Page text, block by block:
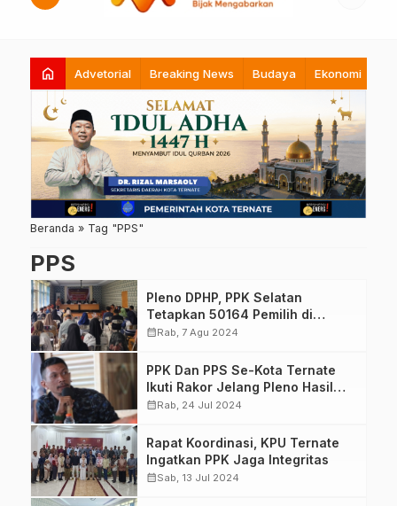
home Advetorial Breaking News Budaya Ekonomi
Beranda » Tag "PPS"
PPS
Pleno DPHP, PPK Selatan
Tetapkan 50164 Pemilih di
Pilkada 2024
calendar_monthRab, 7 Agu 2024
PPK Dan PPS Se-Kota Ternate
Ikuti Rakor Jelang Pleno Hasil
Pencoklitan
calendar_monthRab, 24 Jul 2024
Rapat Koordinasi, KPU Ternate
Ingatkan PPK Jaga Integritas
calendar_monthSab, 13 Jul 2024